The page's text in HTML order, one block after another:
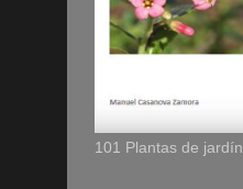
101 Plantas de jardín